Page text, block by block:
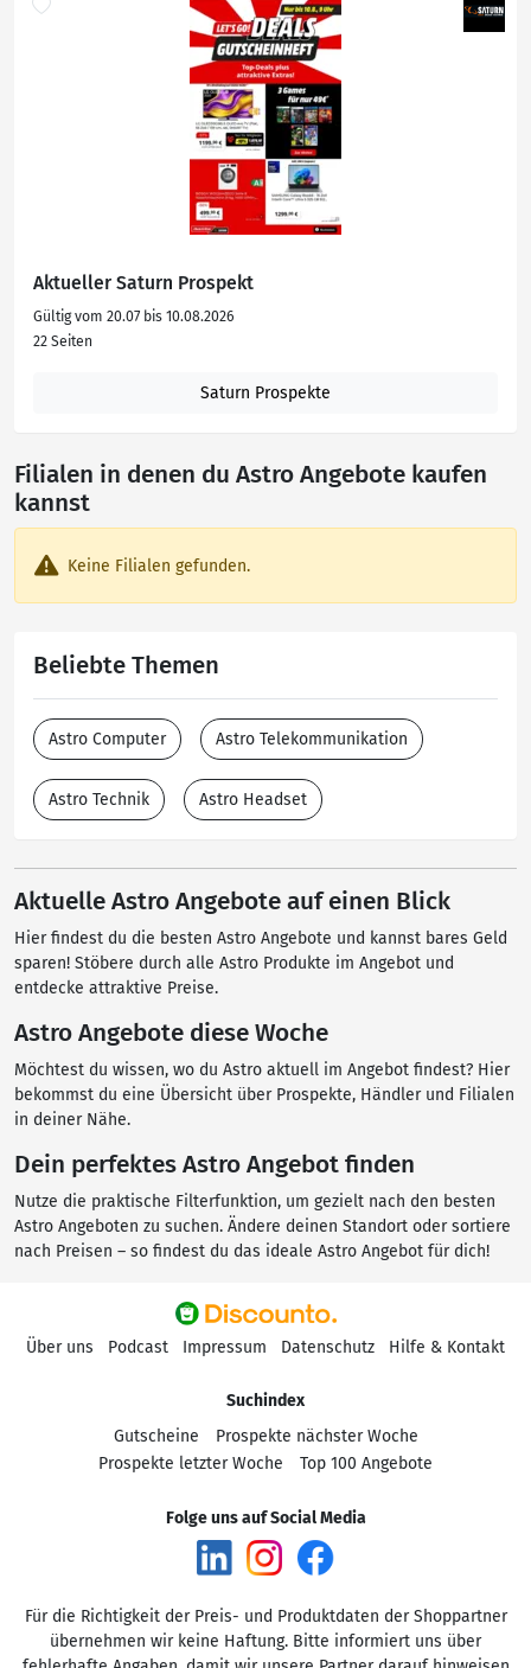
Aktueller Saturn Prospekt
Gültig vom 20.07 bis 10.08.2026
22 Seiten
Saturn Prospekte
Filialen in denen du Astro Angebote kaufen
kannst
Keine Filialen gefunden.
Beliebte Themen
Astro Computer Astro Telekommunikation
Astro Technik Astro Headset
Aktuelle Astro Angebote auf einen Blick
Hier findest du die besten Astro Angebote und kannst bares Geld
sparen! Stöbere durch alle Astro Produkte im Angebot und
entdecke attraktive Preise.
Astro Angebote diese Woche
Möchtest du wissen, wo du Astro aktuell im Angebot findest? Hier
bekommst du eine Übersicht über Prospekte, Händler und Filialen
in deiner Nähe.
Dein perfektes Astro Angebot finden
Nutze die praktische Filterfunktion, um gezielt nach den besten
Astro Angeboten zu suchen. Ändere deinen Standort oder sortiere
nach Preisen – so findest du das ideale Astro Angebot für dich!
Über uns Podcast Impressum Datenschutz Hilfe & Kontakt
Suchindex
Gutscheine
Prospekte nächster Woche
Prospekte letzter Woche
Top 100 Angebote
Folge uns auf Social Media
Für die Richtigkeit der Preis- und Produktdaten der Shoppartner
übernehmen wir keine Haftung. Bitte informiert uns über